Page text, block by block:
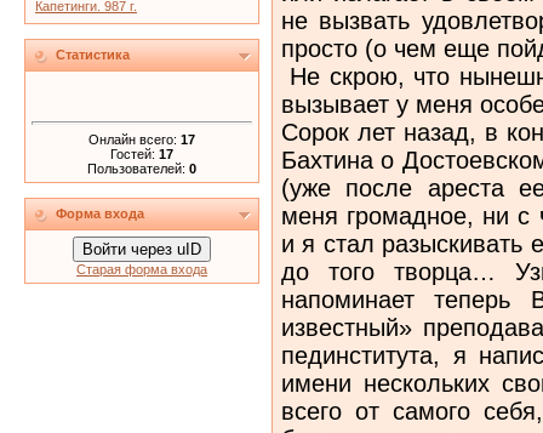
Капетинги. 987 г.
Статистика
Онлайн всего: 17
Гостей: 17
Пользователей: 0
Форма входа
Войти через uID
Старая форма входа
не вызвать
просто (о чем еще
Не скрою, что
вызывает у меня
Сорок лет назад, в
Бахтина о
(уже после ареста
меня громадное, ни с
и я стал разыскивать
до того творца…
напоминает
известный»
пединститута, я
имени нескольких
всего от самого